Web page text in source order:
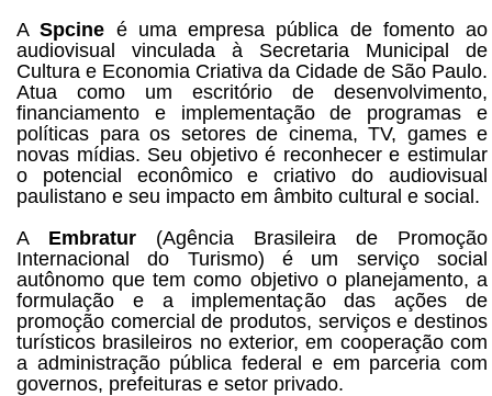
ASpcine é uma empresa pública de fomento ao
audiovisual vinculada à Secretaria Municipal de
Cultura e Economia Criativa da Cidade de São Paulo.
Atua como um escritório de desenvolvimento,
financiamento e implementação de programas e
políticas para os setores de cinema, TV, games e
novas mídias. Seu objetivo é reconhecer e estimular
o potencial econômico e criativo do audiovisual
paulistano e seu impacto em âmbito cultural e social.
A Embratur (Agência Brasileira de Promoção
Internacional do Turismo) é um serviço social
autônomo que tem como objetivo o planejamento, a
formulação e a implementação das ações de
promoção comercial de produtos, serviços e destinos
turísticos brasileiros no exterior, em cooperação com
a administração pública federal e em parceria com
governos, prefeituras e setor privado.